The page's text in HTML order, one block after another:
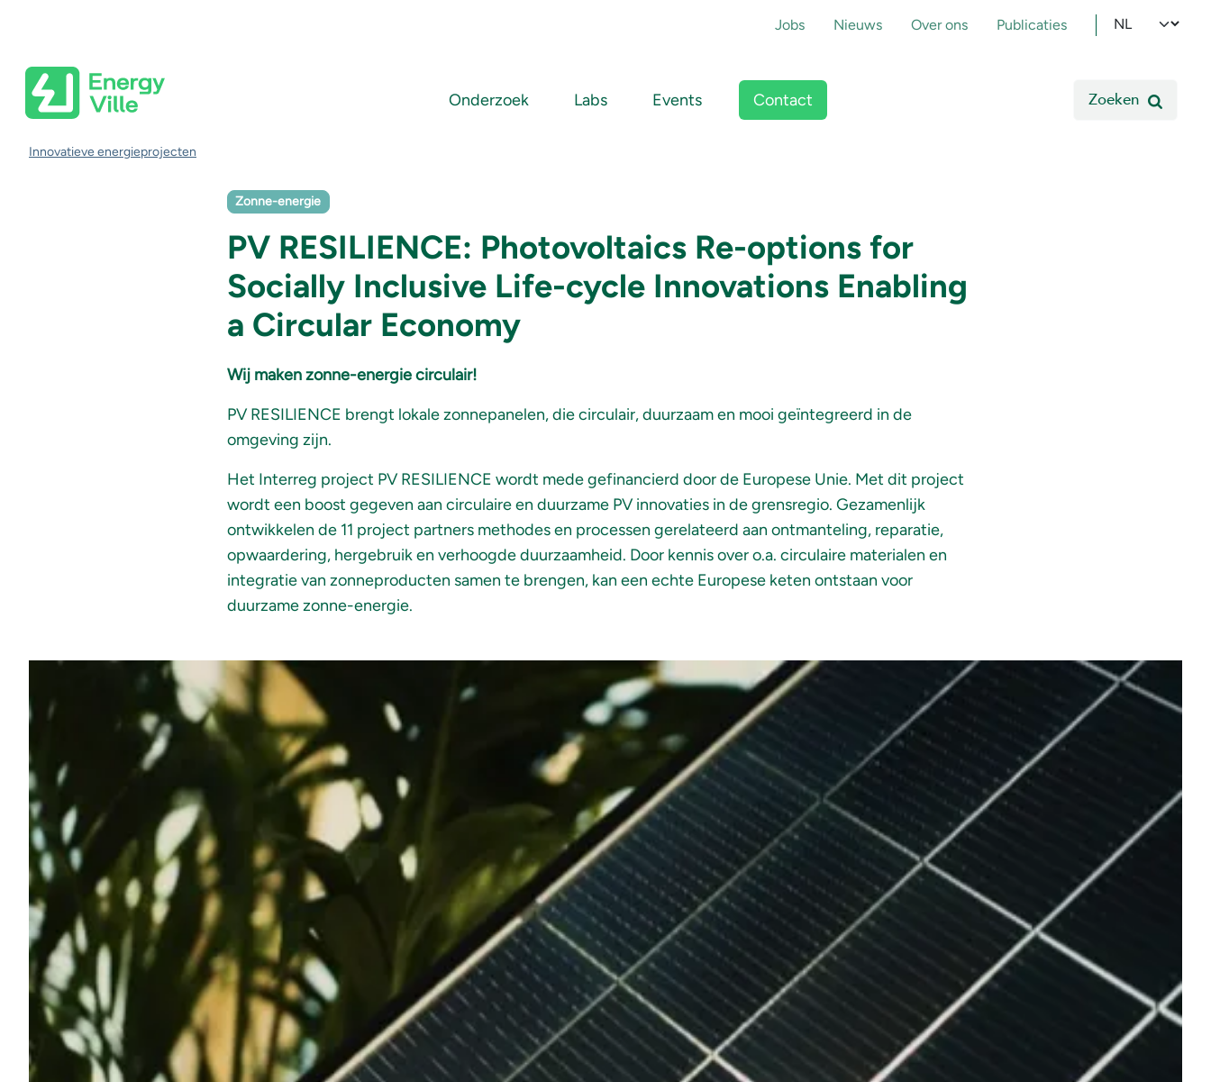
Topmenu
Jobs Nieuws Over ons Publicaties Select your
Onderzoek Labs Events Contact Zoeken
Kruimelpad
Innovatieve energieprojecten
Zonne-energie
PV RESILIENCE: Photovoltaics Re-options for
Socially Inclusive Life-cycle Innovations Enabling
a Circular Economy
Wij maken zonne-energie circulair!
PV RESILIENCE brengt lokale zonnepanelen, die circulair, duurzaam en mooi geïntegreerd in de
omgeving zijn.
Het Interreg project PV RESILIENCE wordt mede gefinancierd door de Europese Unie. Met dit project
wordt een boost gegeven aan circulaire en duurzame PV innovaties in de grensregio. Gezamenlijk
ontwikkelen de 11 project partners methodes en processen gerelateerd aan ontmanteling, reparatie,
opwaardering, hergebruik en verhoogde duurzaamheid. Door kennis over o.a. circulaire materialen en
integratie van zonneproducten samen te brengen, kan een echte Europese keten ontstaan voor
duurzame zonne-energie.